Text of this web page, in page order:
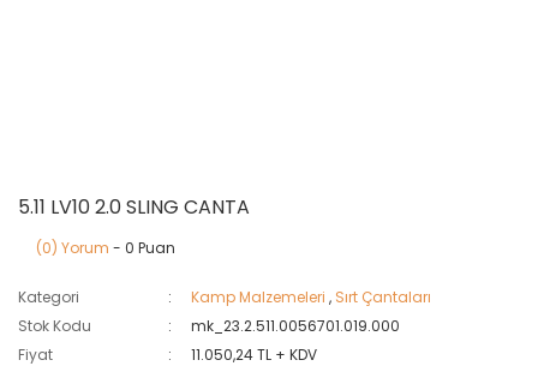
5.11 LV10 2.0 SLING CANTA
(0) Yorum - 0 Puan
Kategori Kamp Malzemeleri , Sırt Çantaları
Stok Kodu
mk_23.2.511.0056701.019.000
Fiyat
11.050,24 TL + KDV